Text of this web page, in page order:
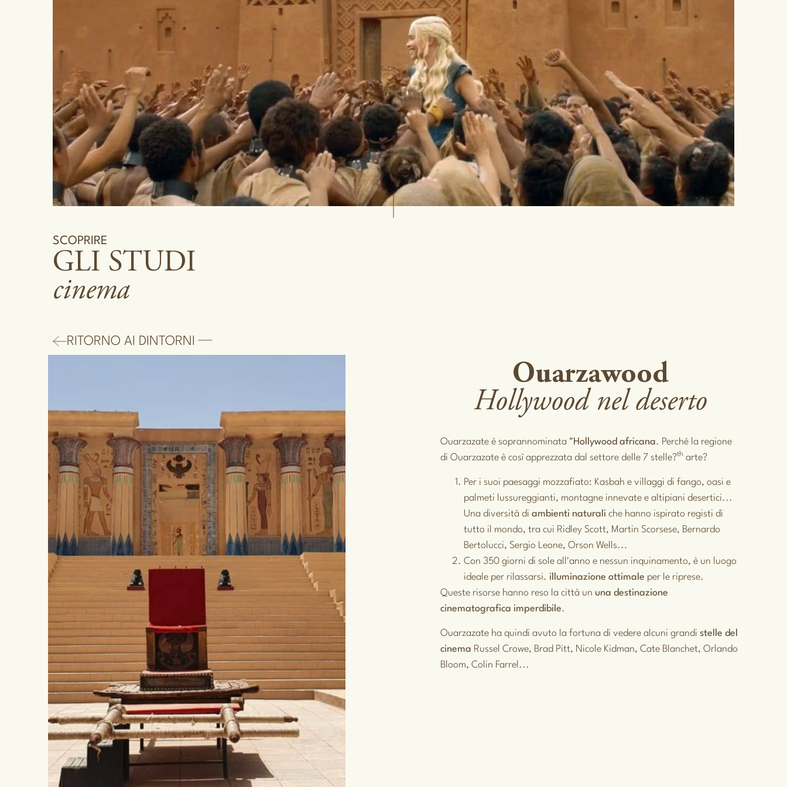
SCOPRIRE
GLI STUDI
cinema
RITORNO AI DINTORNI
Ouarzawood
Hollywood nel deserto
Ouarzazate è soprannominata "Hollywood africana. Perché la regione
di Ouarzazate è così apprezzata dal settore delle 7 stelle?th arte?
Per i suoi paesaggi mozzafiato: Kasbah e villaggi di fango, oasi e
palmeti lussureggianti, montagne innevate e altipiani desertici...
Una diversità di ambienti naturali che hanno ispirato registi di
tutto il mondo, tra cui Ridley Scott, Martin Scorsese, Bernardo
Bertolucci, Sergio Leone, Orson Wells...
Con 350 giorni di sole all'anno e nessun inquinamento, è un luogo
ideale per rilassarsi. illuminazione ottimale per le riprese.
Queste risorse hanno reso la città un una destinazione
cinematografica imperdibile.
Ouarzazate ha quindi avuto la fortuna di vedere alcuni grandi stelle del
cinema Russel Crowe, Brad Pitt, Nicole Kidman, Cate Blanchet, Orlando
Bloom, Colin Farrel...